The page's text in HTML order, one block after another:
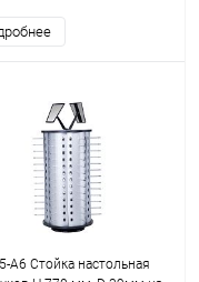
A6 Стойка настольная